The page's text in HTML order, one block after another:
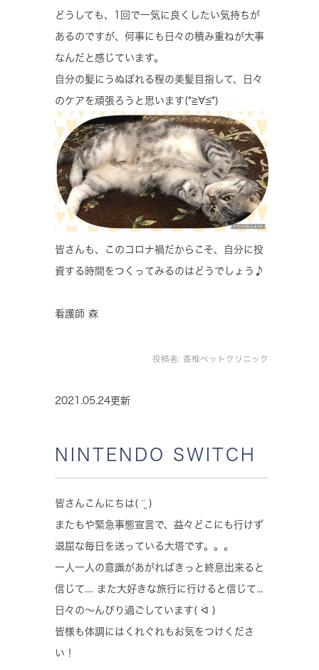
どうしても、1回で一気に良くしたい気持ちが
あるのですが、何事にも日々の積み重ねが大事
なんだと感じています。
自分の髪にうぬぼれる程の美髪目指して、日々
のケアを頑張ろうと思います(*≧∀≦*)
皆さんも、このコロナ禍だからこそ、自分に投
資する時間をつくってみるのはどうでしょう♪
看護師 森
投稿者: 香椎ペットクリニック
2021.05.24更新
NINTENDO SWITCH
皆さんこんにちは( ¨̮ )
またもや緊急事態宣言で、益々どこにも行けず
退屈な毎日を送っている大塔です。。。
一人一人の意識があがればきっと終息出来ると
信じて.... また大好きな旅行に行けると信じて...
日々の〜んびり過ごしています( ᐛ )
皆様も体調にはくれぐれもお気をつけくださ
い！